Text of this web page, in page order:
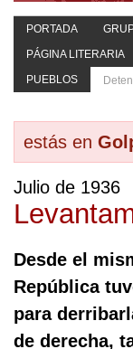
PORTADA
PÁGINA LITERARIA
PUEBLOS
estás en
Julio de 1936
Desde el
República
para
de derecha,